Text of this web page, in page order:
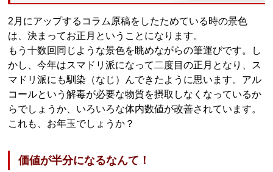
2月にアップするコラム原稿をしたためている時の景色
は、決まってお正月ということになります。
もう十数回同じような景色を眺めながらの筆運びです。し
かし、今年はスマドリ派になって二度目の正月となり、ス
マドリ派にも馴染（なじ）んできたように思います。アル
コールという解毒が必要な物質を摂取しなくなっているか
らでしょうか、いろいろな体内数値が改善されています。
これも、お年玉でしょうか？
価値が半分になるなんて！